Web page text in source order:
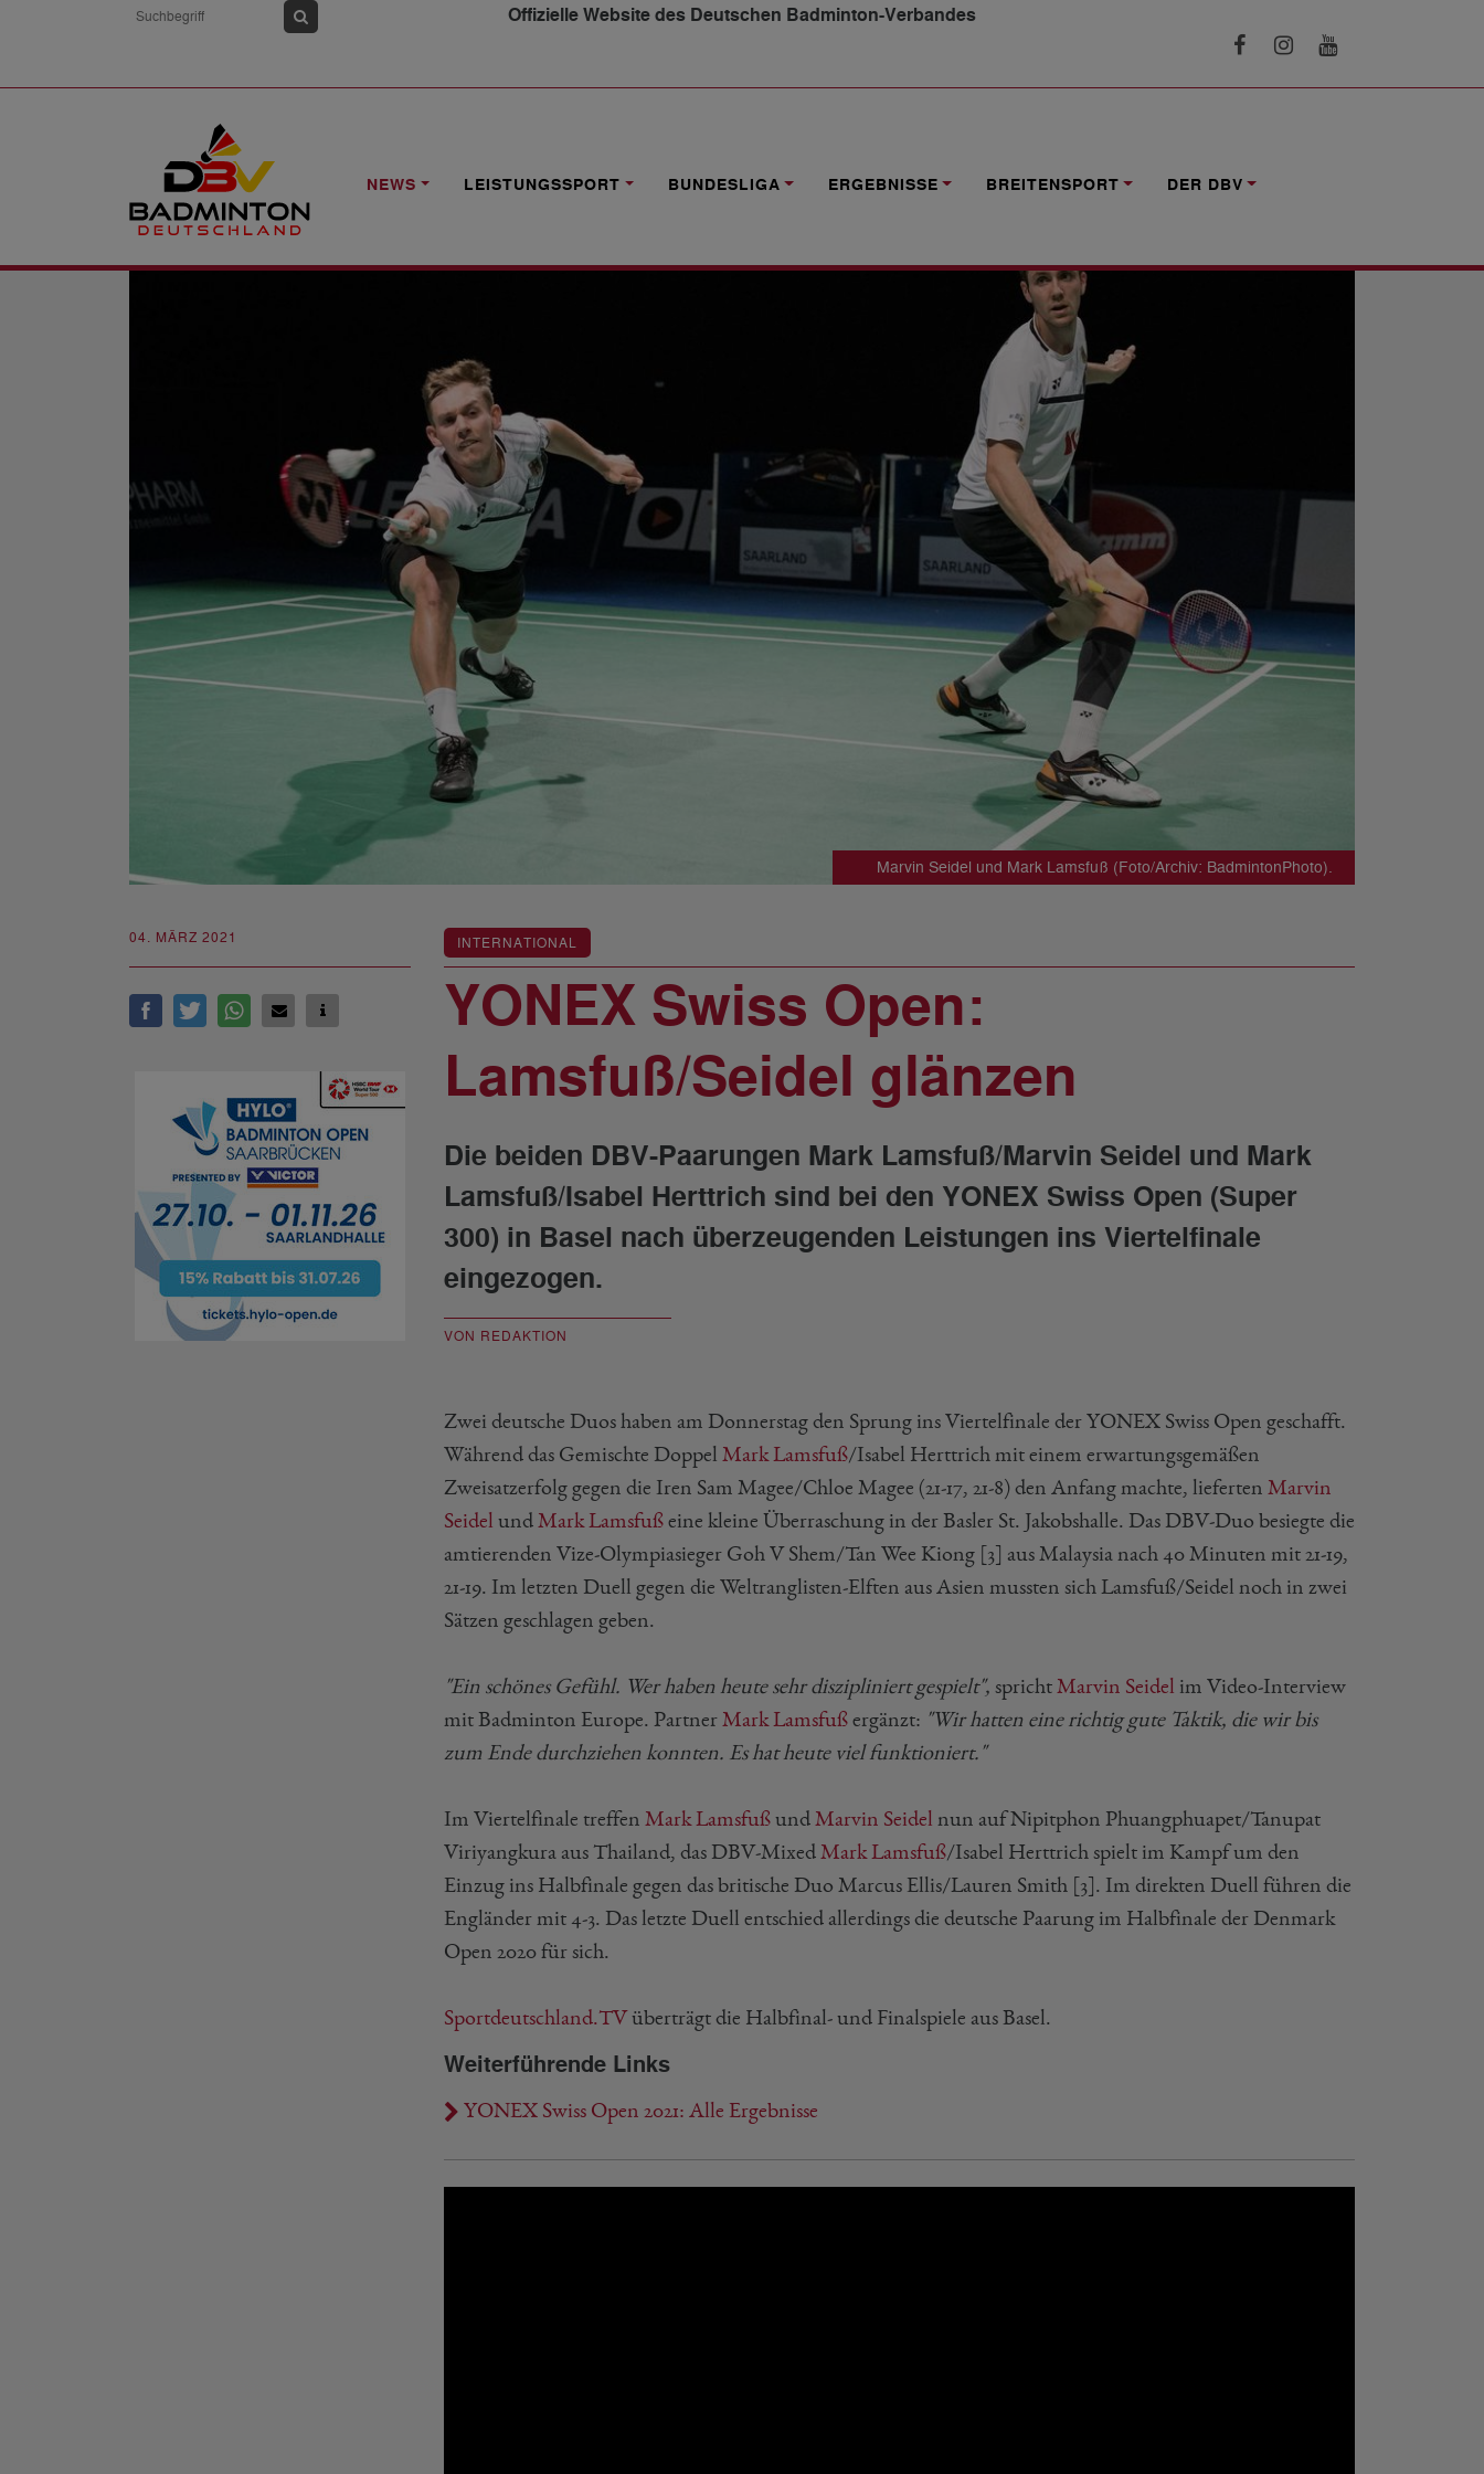
Offizielle Website des Deutschen Badminton-Verbandes
NEWS LEISTUNGSSPORT BUNDESLIGA ERGEBNISSE BREITENSPORT DER DBV
NEWS
Marvin Seidel und Mark Lamsfuß (Foto/Archiv: BadmintonPhoto).
04. MÄRZ 2021 INTERNATIONAL
YONEX Swiss Open:
Lamsfuß/Seidel glänzen
Die beiden DBV-Paarungen Mark Lamsfuß/Marvin Seidel und Mark
Lamsfuß/Isabel Herttrich sind bei den YONEX Swiss Open (Super
300) in Basel nach überzeugenden Leistungen ins Viertelfinale
eingezogen.
VON REDAKTION
Zwei deutsche Duos haben am Donnerstag den Sprung ins Viertelfinale der YONEX Swiss Open geschafft.
Während das Gemischte Doppel Mark Lamsfuß/Isabel Herttrich mit einem erwartungsgemäßen
Zweisatzerfolg gegen die Iren Sam Magee/Chloe Magee (21-17, 21-8) den Anfang machte, lieferten Marvin
Seidel und Mark Lamsfuß eine kleine Überraschung in der Basler St. Jakobshalle. Das DBV-Duo besiegte die
amtierenden Vize-Olympiasieger Goh V Shem/Tan Wee Kiong [3] aus Malaysia nach 40 Minuten mit 21-19,
21-19. Im letzten Duell gegen die Weltranglisten-Elften aus Asien mussten sich Lamsfuß/Seidel noch in zwei
Sätzen geschlagen geben.
"Ein schönes Gefühl. Wer haben heute sehr diszipliniert gespielt", spricht Marvin Seidel im Video-Interview
mit Badminton Europe. Partner Mark Lamsfuß ergänzt: "Wir hatten eine richtig gute Taktik, die wir bis
zum Ende durchziehen konnten. Es hat heute viel funktioniert."
Im Viertelfinale treffen Mark Lamsfuß und Marvin Seidel nun auf Nipitphon Phuangphuapet/Tanupat
Viriyangkura aus Thailand, das DBV-Mixed Mark Lamsfuß/Isabel Herttrich spielt im Kampf um den
Einzug ins Halbfinale gegen das britische Duo Marcus Ellis/Lauren Smith [3]. Im direkten Duell führen die
Engländer mit 4-3. Das letzte Duell entschied allerdings die deutsche Paarung im Halbfinale der Denmark
Open 2020 für sich.
Sportdeutschland.TVüberträgt die Halbfinal- und Finalspiele aus Basel.
Weiterführende Links
YONEX Swiss Open 2021: Alle Ergebnisse